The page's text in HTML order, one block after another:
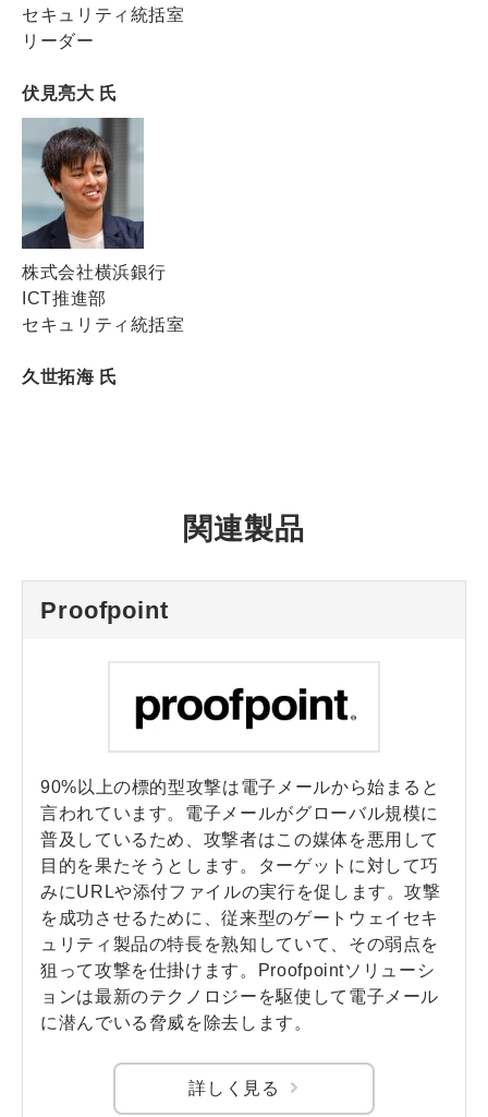
セキュリティ統括室
リーダー
伏見亮大 氏
株式会社横浜銀行
ICT推進部
セキュリティ統括室
久世拓海 氏
関連製品
Proofpoint
90%以上の標的型攻撃は電子メールから始まると
言われています。電子メールがグローバル規模に
普及しているため、攻撃者はこの媒体を悪用して
目的を果たそうとします。ターゲットに対して巧
みにURLや添付ファイルの実行を促します。攻撃
を成功させるために、従来型のゲートウェイセキ
ュリティ製品の特長を熟知していて、その弱点を
狙って攻撃を仕掛けます。Proofpointソリューシ
ョンは最新のテクノロジーを駆使して電子メール
に潜んでいる脅威を除去します。
詳しく見る